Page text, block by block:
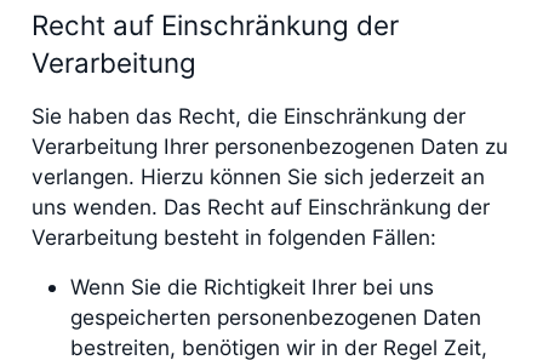
Recht auf Einschränkung der
Verarbeitung
Sie haben das Recht, die Einschränkung der
Verarbeitung Ihrer personenbezogenen Daten zu
verlangen. Hierzu können Sie sich jederzeit an
uns wenden. Das Recht auf Einschränkung der
Verarbeitung besteht in folgenden Fällen:
Wenn Sie die Richtigkeit Ihrer bei uns
gespeicherten personenbezogenen Daten
bestreiten, benötigen wir in der Regel Zeit,